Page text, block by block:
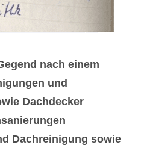
nach einem
und
Dachdecker
Dachreinigung sowie